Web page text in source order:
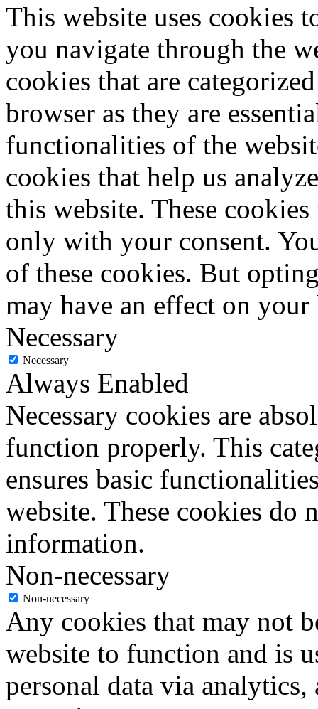
This website uses cookies
you navigate through the
cookies that are
browser as they are
functionalities of the
cookies that help us
this website. These
only with your consent.
of these cookies. But
may have an effect on
Necessary
Necessary
Always Enabled
Necessary cookies are
function properly. This
ensures basic
website. These cookies do
information.
Non-necessary
Non-necessary
Any cookies that may not
website to function and is
personal data via analytics,